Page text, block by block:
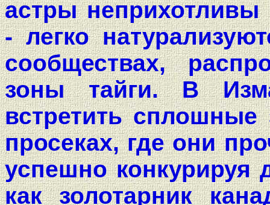
астры неприхотливы
- легко
сообществах,
зоны тайги. В
встретить сплошные
просеках, где они
успешно конкурируя
как золотарник